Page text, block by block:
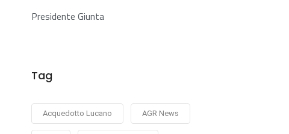
Presidente Giunta
Tag
Acquedotto Lucano AGR News